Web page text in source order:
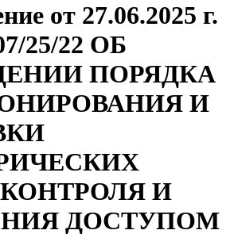
от 27.06.2025 г.
25/22 ОБ
ПОРЯДКА
И
И
ДОСТУПОМ